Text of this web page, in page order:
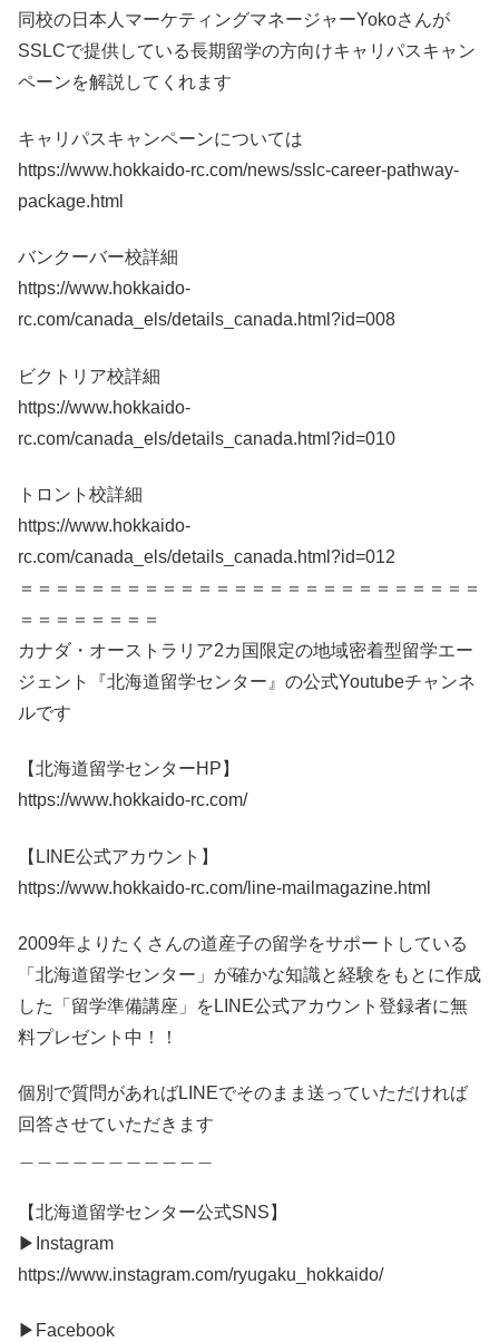
同校の日本人マーケティングマネージャーYokoさんが
SSLCで提供している長期留学の方向けキャリパスキャン
ペーンを解説してくれます
キャリパスキャンペーンについては
https://www.hokkaido-rc.com/news/sslc-career-pathway-
package.html
バンクーバー校詳細
https://www.hokkaido-
rc.com/canada_els/details_canada.html?id=008
ビクトリア校詳細
https://www.hokkaido-
rc.com/canada_els/details_canada.html?id=010
トロント校詳細
https://www.hokkaido-
rc.com/canada_els/details_canada.html?id=012
＝＝＝＝＝＝＝＝＝＝＝＝＝＝＝＝＝＝＝＝＝＝＝＝＝＝
＝＝＝＝＝＝＝＝
カナダ・オーストラリア2カ国限定の地域密着型留学エー
ジェント『北海道留学センター』の公式Youtubeチャンネ
ルです
【北海道留学センターHP】
https://www.hokkaido-rc.com/
【LINE公式アカウント】
https://www.hokkaido-rc.com/line-mailmagazine.html
2009年よりたくさんの道産子の留学をサポートしている
「北海道留学センター」が確かな知識と経験をもとに作成
した「留学準備講座」をLINE公式アカウント登録者に無
料プレゼント中！！
個別で質問があればLINEでそのまま送っていただければ
回答させていただきます
【北海道留学センター公式SNS】
▶︎Instagram
https://www.instagram.com/ryugaku_hokkaido/
▶︎Facebook